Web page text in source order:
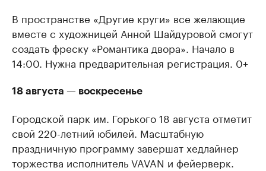
В пространстве «Другие круги» все желающие
вместе с художницей Анной Шайдуровой смогут
создать фреску «Романтика двора». Начало в
14:00. Нужна предварительная регистрация. 0+
18 августа — воскресенье
Городской парк им. Горького 18 августа отметит
свой 220-летний юбилей. Масштабную
праздничную программу завершат хедлайнер
торжества исполнитель VAVAN и фейерверк.